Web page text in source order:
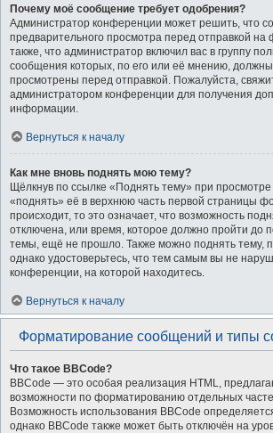
Почему моё сообщение требует одобрения?
Администратор конференции может решить, что
предварительного просмотра перед отправкой
также, что администратор включил вас в группу
сообщения которых, по его или её мнению,
просмотрены перед отправкой. Пожалуйста,
администратором конференции для получения
информации.
Вернуться к началу
Как мне вновь поднять мою тему?
Щёлкнув по ссылке «Поднять тему» при
«поднять» её в верхнюю часть первой страницы
происходит, то это означает, что возможность
отключена, или время, которое должно пройти до
темы, ещё не прошло. Также можно поднять тему,
однако удостоверьтесь, что тем самым вы не
конференции, на которой находитесь.
Вернуться к началу
Форматирование сообщений и типы
Что такое BBCode?
BBCode — это особая реализация HTML,
возможности по форматированию отдельных
Возможность использования BBCode
однако BBCode также может быть отключён на